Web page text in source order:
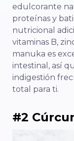
edulcorante
proteínas y
nutricional
vitaminas B,
manuka es
intestinal, así
indigestión
total para ti.
#2